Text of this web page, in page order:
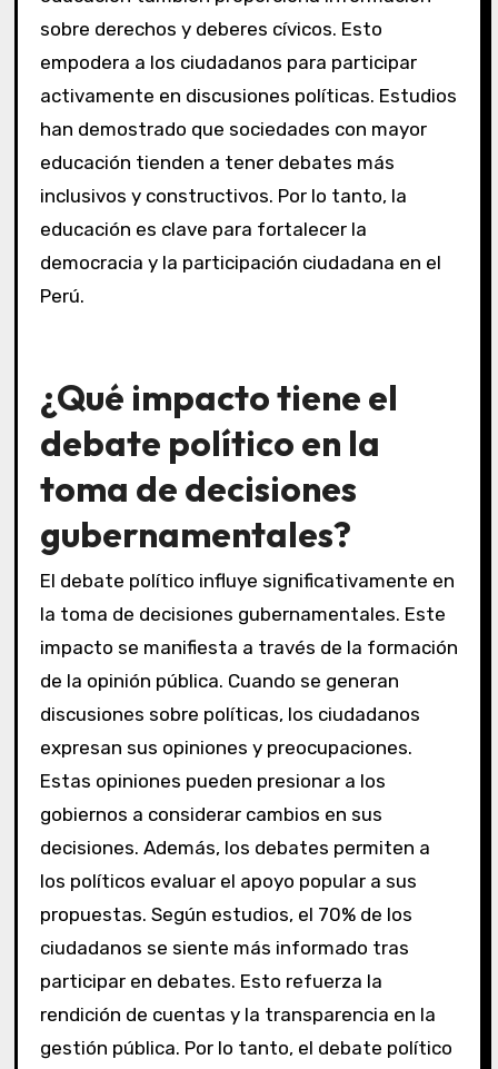
sobre derechos y deberes cívicos. Esto
empodera a los ciudadanos para participar
activamente en discusiones políticas. Estudios
han demostrado que sociedades con mayor
educación tienden a tener debates más
inclusivos y constructivos. Por lo tanto, la
educación es clave para fortalecer la
democracia y la participación ciudadana en el
Perú.
¿Qué impacto tiene el
debate político en la
toma de decisiones
gubernamentales?
El debate político influye significativamente en
la toma de decisiones gubernamentales. Este
impacto se manifiesta a través de la formación
de la opinión pública. Cuando se generan
discusiones sobre políticas, los ciudadanos
expresan sus opiniones y preocupaciones.
Estas opiniones pueden presionar a los
gobiernos a considerar cambios en sus
decisiones. Además, los debates permiten a
los políticos evaluar el apoyo popular a sus
propuestas. Según estudios, el 70% de los
ciudadanos se siente más informado tras
participar en debates. Esto refuerza la
rendición de cuentas y la transparencia en la
gestión pública. Por lo tanto, el debate político